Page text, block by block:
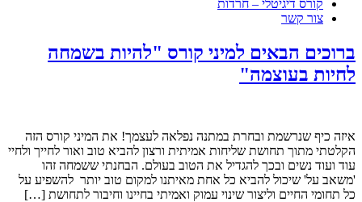
קורס דיגיטלי – חרדות
צור קשר
ברוכים הבאים למיני קורס "להיות בשמחה
לחיות בעוצמה"
איזה כיף שנרשמת ובחרת במתנה נפלאה לעצמך! את המיני קורס הזה
הקלטתי מתוך תחושת שליחות אמיתית ורצון להביא טוב ואור לחייך ולחיי
עוד ועוד נשים ובכך להגדיל את הטוב בעולם. הבחנתי ששמחה זהו
'משאב על' שיכול להביא כל אחת מאיתנו למקום טוב יותר להשפיע על
כל תחומי החיים וליצור שינוי עמוק ואמיתי בחיינו וחיבור לתחושת […]